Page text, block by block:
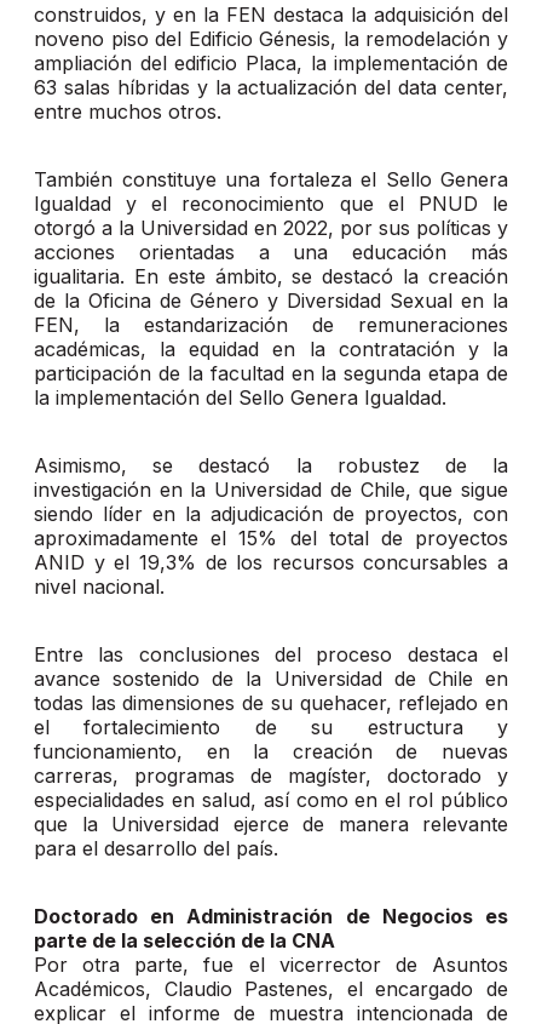
construidos, y en la FEN destaca la adquisición del
noveno piso del Edificio Génesis, la remodelación y
ampliación del edificio Placa, la implementación de
63 salas híbridas y la actualización del data center,
entre muchos otros.
También constituye una fortaleza el Sello Genera
Igualdad y el reconocimiento que el PNUD le
otorgó a la Universidad en 2022, por sus políticas y
acciones orientadas a una educación más
igualitaria. En este ámbito, se destacó la creación
de la Oficina de Género y Diversidad Sexual en la
FEN, la estandarización de remuneraciones
académicas, la equidad en la contratación y la
participación de la facultad en la segunda etapa de
la implementación del Sello Genera Igualdad.
Asimismo, se destacó la robustez de la
investigación en la Universidad de Chile, que sigue
siendo líder en la adjudicación de proyectos, con
aproximadamente el 15% del total de proyectos
ANID y el 19,3% de los recursos concursables a
nivel nacional.
Entre las conclusiones del proceso destaca el
avance sostenido de la Universidad de Chile en
todas las dimensiones de su quehacer, reflejado en
el fortalecimiento de su estructura y
funcionamiento, en la creación de nuevas
carreras, programas de magíster, doctorado y
especialidades en salud, así como en el rol público
que la Universidad ejerce de manera relevante
para el desarrollo del país.
Doctorado en Administración de Negocios es
parte de la selección de la CNA
Por otra parte, fue el vicerrector de Asuntos
Académicos, Claudio Pastenes, el encargado de
explicar el informe de muestra intencionada de